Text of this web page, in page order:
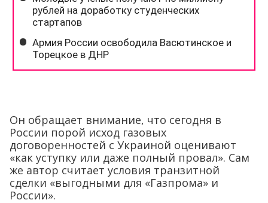
Он обращает внимание, что сегодня в
России порой исход газовых
договоренностей с Украиной оценивают
«как уступку или даже полный провал». Сам
же автор считает условия транзитной
сделки «выгодными для «Газпрома» и
России».